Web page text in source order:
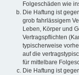
Folgeschäden wie
Die Haftung ist
grob fahrlässigem
Leben, Körper und
Vertragspflichten
typischerweise
auf die
für mittelbare
Die Haftung ist